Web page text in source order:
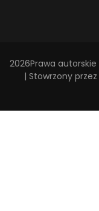
2026Prawa autorskie
| Stowrzony przez